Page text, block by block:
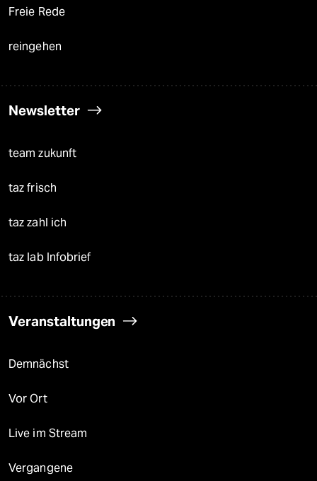
Freie Rede
reingehen
Newsletter
team zukunft
taz frisch
taz zahl ich
taz lab Infobrief
Veranstaltungen
Demnächst
Vor Ort
Live im Stream
Vergangene